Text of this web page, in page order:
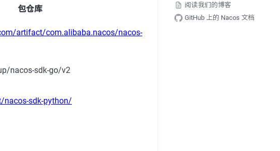
阅读我们的博客
GitHub 上的 Nacos 文档
包仓库
artifact/com.alibaba.nacos/nacos-
nacos-sdk-go/v2
sdk-python/